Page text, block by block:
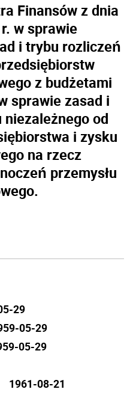
Finansów z dnia
w sprawie
i trybu rozliczeń
z budżetami
sprawie zasad i
niezależnego od
i zysku
na rzecz
przemysłu
29
05-29
05-29
1961-08-21